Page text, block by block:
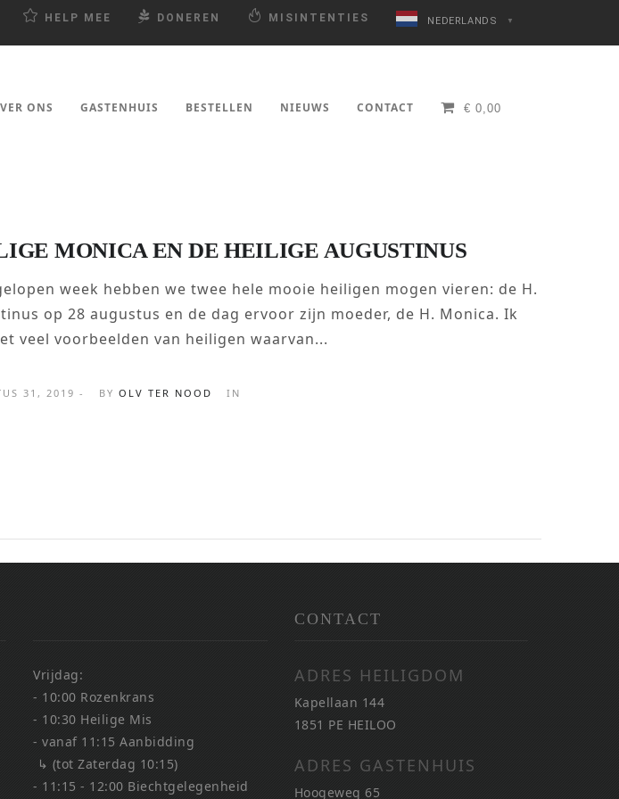
HELP MEE DONEREN MISINTENTIES NEDERLANDS ▼
ONS GASTENHUIS BESTELLEN NIEUWS CONTACT € 0,00
MONICA EN DE HEILIGE AUGUSTINUS
week hebben we twee hele mooie heiligen mogen vieren: de H.
op 28 augustus en de dag ervoor zijn moeder, de H. Monica. Ik
veel voorbeelden van heiligen waarvan...
31, 2019 - BYOLV TER NOOD IN
Vrijdag:
- 10:00 Rozenkrans
- 10:30 Heilige Mis
- vanaf 11:15 Aanbidding
↳ (tot Zaterdag 10:15)
- 11:15 - 12:00 Biechtgelegenheid
CONTACT
ADRES HEILIGDOM
Kapellaan 144
1851 PE HEILOO
ADRES GASTENHUIS
Hoogeweg 65